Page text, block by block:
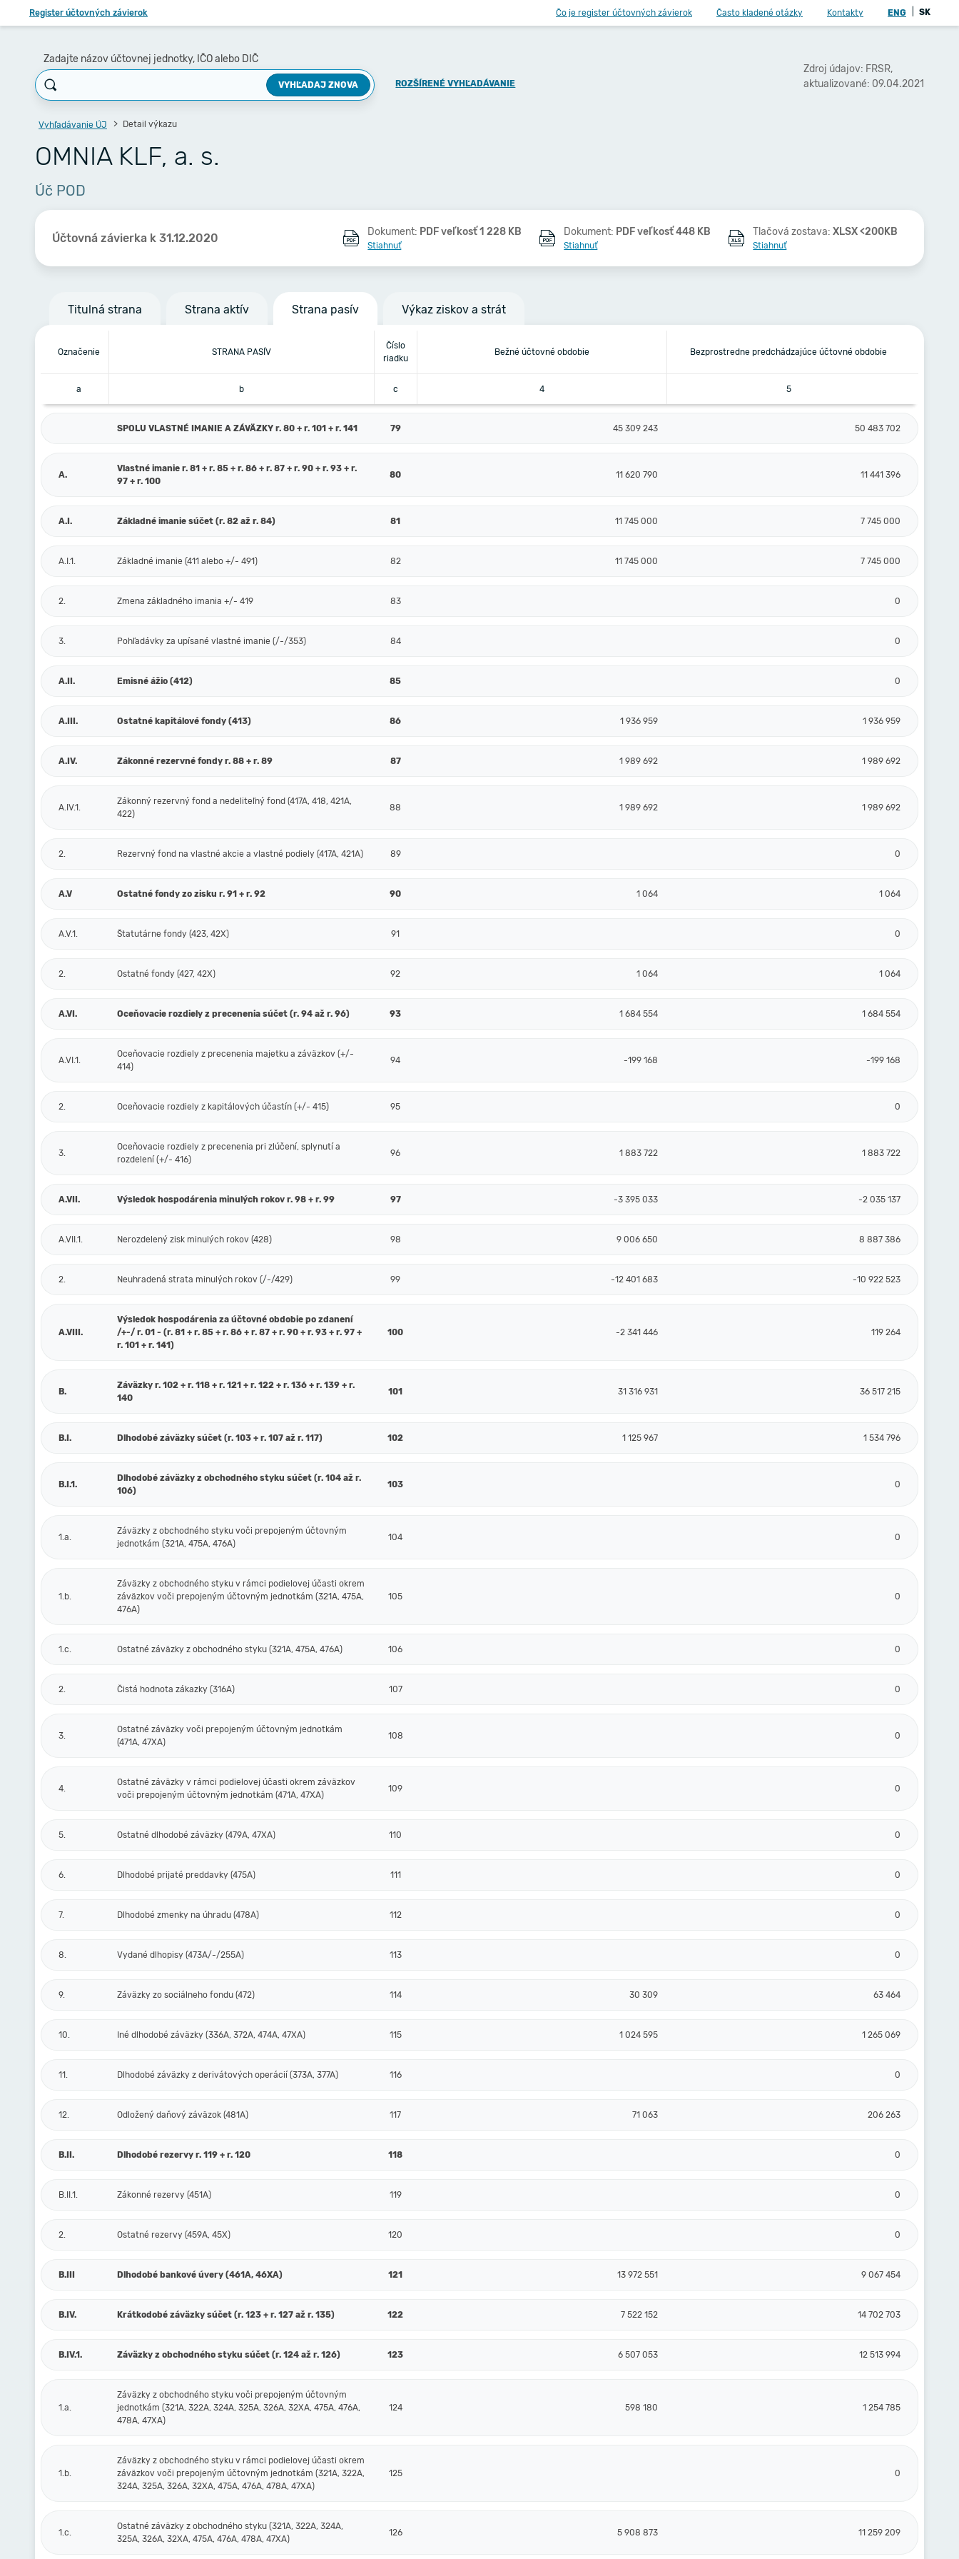
Register účtovných závierok Čo je register účtovných závierok Často kladené otázky Kontakty ENG SK
Zadajte názov účtovnej jednotky, IČO alebo DIČ
VYHĽADAJ ZNOVA ROZŠÍRENÉ VYHĽADÁVANIE
Zdroj údajov: FRSR,
aktualizované: 09.04.2021
Vyhľadávanie ÚJ Detail výkazu
OMNIA KLF, a. s.
Úč POD
Účtovná závierka k 31.12.2020 Dokument: PDF veľkosť 1 228 KB
Stiahnuť
Dokument: PDF veľkosť 448 KB
Stiahnuť
Tlačová zostava:XLSX <200KB
Stiahnuť
Titulná strana Strana aktív Strana pasív Výkaz ziskov a strát
Označenie STRANA PASÍV
Číslo
riadku
Bežné účtovné obdobie Bezprostredne predchádzajúce účtovné obdobie
a b c 4 5
SPOLU VLASTNÉ IMANIE A ZÁVÄZKY r. 80 + r. 101 + r. 141 79 45 309 243 50 483 702
A.
Vlastné imanie r. 81 + r. 85 + r. 86 + r. 87 + r. 90 + r. 93 + r.
97 + r. 100
80 11 620 790 11 441 396
A.I. Základné imanie súčet (r. 82 až r. 84) 81 11 745 000 7 745 000
A.I.1. Základné imanie (411 alebo +/- 491) 82 11 745 000 7 745 000
2. Zmena základného imania +/- 419 83 0
3. Pohľadávky za upísané vlastné imanie (/-/353) 84 0
A.II. Emisné ážio (412) 85 0
A.III. Ostatné kapitálové fondy (413) 86 1 936 959 1 936 959
A.IV. Zákonné rezervné fondy r. 88 + r. 89 87 1 989 692 1 989 692
A.IV.1.
Zákonný rezervný fond a nedeliteľný fond (417A, 418, 421A,
422)
88 1 989 692 1 989 692
2. Rezervný fond na vlastné akcie a vlastné podiely (417A, 421A) 89 0
A.V Ostatné fondy zo zisku r. 91 + r. 92 90 1 064 1 064
A.V.1. Štatutárne fondy (423, 42X) 91 0
2. Ostatné fondy (427, 42X) 92 1 064 1 064
A.VI. Oceňovacie rozdiely z precenenia súčet (r. 94 až r. 96) 93 1 684 554 1 684 554
A.VI.1.
Oceňovacie rozdiely z precenenia majetku a záväzkov (+/-
414)
94 -199 168 -199 168
2. Oceňovacie rozdiely z kapitálových účastín (+/- 415) 95 0
3.
Oceňovacie rozdiely z precenenia pri zlúčení, splynutí a
rozdelení (+/- 416)
96 1 883 722 1 883 722
A.VII. Výsledok hospodárenia minulých rokov r. 98 + r. 99 97 -3 395 033 -2 035 137
A.VII.1. Nerozdelený zisk minulých rokov (428) 98 9 006 650 8 887 386
2. Neuhradená strata minulých rokov (/-/429) 99 -12 401 683 -10 922 523
A.VIII.
Výsledok hospodárenia za účtovné obdobie po zdanení
/+-/ r. 01 - (r. 81 + r. 85 + r. 86 + r. 87 + r. 90 + r. 93 + r. 97 +
r. 101 + r. 141)
100 -2 341 446 119 264
B.
Záväzky r. 102 + r. 118 + r. 121 + r. 122 + r. 136 + r. 139 + r.
140
101 31 316 931 36 517 215
B.I. Dlhodobé záväzky súčet (r. 103 + r. 107 až r. 117) 102 1 125 967 1 534 796
B.I.1.
Dlhodobé záväzky z obchodného styku súčet (r. 104 až r.
106)
103 0
1.a.
Záväzky z obchodného styku voči prepojeným účtovným
jednotkám (321A, 475A, 476A)
104 0
1.b.
Záväzky z obchodného styku v rámci podielovej účasti okrem
záväzkov voči prepojeným účtovným jednotkám (321A, 475A,
476A)
105 0
1.c. Ostatné záväzky z obchodného styku (321A, 475A, 476A) 106 0
2. Čistá hodnota zákazky (316A) 107 0
3.
Ostatné záväzky voči prepojeným účtovným jednotkám
(471A, 47XA)
108 0
4.
Ostatné záväzky v rámci podielovej účasti okrem záväzkov
voči prepojeným účtovným jednotkám (471A, 47XA)
109 0
5. Ostatné dlhodobé záväzky (479A, 47XA) 110 0
6. Dlhodobé prijaté preddavky (475A) 111 0
7. Dlhodobé zmenky na úhradu (478A) 112 0
8. Vydané dlhopisy (473A/-/255A) 113 0
9. Záväzky zo sociálneho fondu (472) 114 30 309 63 464
10. Iné dlhodobé záväzky (336A, 372A, 474A, 47XA) 115 1 024 595 1 265 069
11. Dlhodobé záväzky z derivátových operácií (373A, 377A) 116 0
12. Odložený daňový záväzok (481A) 117 71 063 206 263
B.II. Dlhodobé rezervy r. 119 + r. 120 118 0
B.II.1. Zákonné rezervy (451A) 119 0
2. Ostatné rezervy (459A, 45X) 120 0
B.III Dlhodobé bankové úvery (461A, 46XA) 121 13 972 551 9 067 454
B.IV. Krátkodobé záväzky súčet (r. 123 + r. 127 až r. 135) 122 7 522 152 14 702 703
B.IV.1. Záväzky z obchodného styku súčet (r. 124 až r. 126) 123 6 507 053 12 513 994
1.a.
Záväzky z obchodného styku voči prepojeným účtovným
jednotkám (321A, 322A, 324A, 325A, 326A, 32XA, 475A, 476A,
478A, 47XA)
124 598 180 1 254 785
1.b.
Záväzky z obchodného styku v rámci podielovej účasti okrem
záväzkov voči prepojeným účtovným jednotkám (321A, 322A,
324A, 325A, 326A, 32XA, 475A, 476A, 478A, 47XA)
125 0
1.c.
Ostatné záväzky z obchodného styku (321A, 322A, 324A,
325A, 326A, 32XA, 475A, 476A, 478A, 47XA)
126 5 908 873 11 259 209